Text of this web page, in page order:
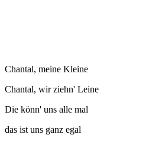
Chantal, meine Kleine
Chantal, wir ziehn' Leine
Die könn' uns alle mal
das ist uns ganz egal